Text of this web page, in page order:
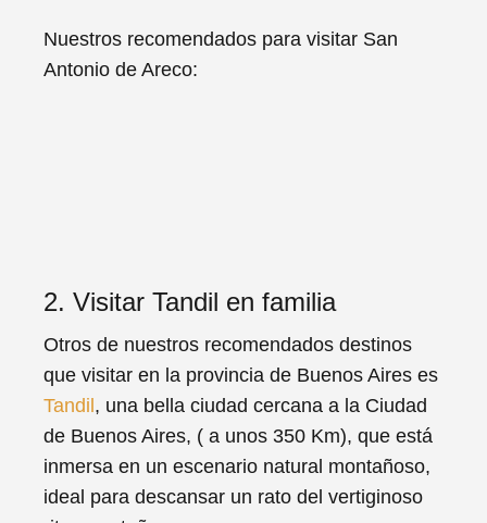
Nuestros recomendados para visitar San
Antonio de Areco:
2. Visitar Tandil en familia
Otros de nuestros recomendados destinos
que visitar en la provincia de Buenos Aires es
Tandil , una bella ciudad cercana a la Ciudad
de Buenos Aires, ( a unos 350 Km), que está
inmersa en un escenario natural montañoso,
ideal para descansar un rato del vertiginoso